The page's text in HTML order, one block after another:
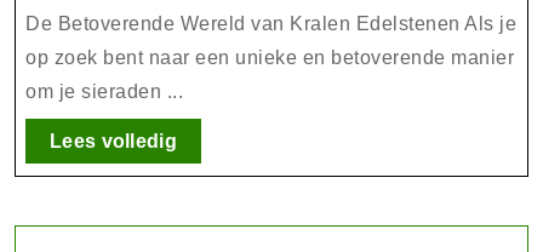
Kralen
De Betoverende Wereld van Kralen Edelstenen Als je
op zoek bent naar een unieke en betoverende manier
om je sieraden ...
Lees volledigLees
volledig